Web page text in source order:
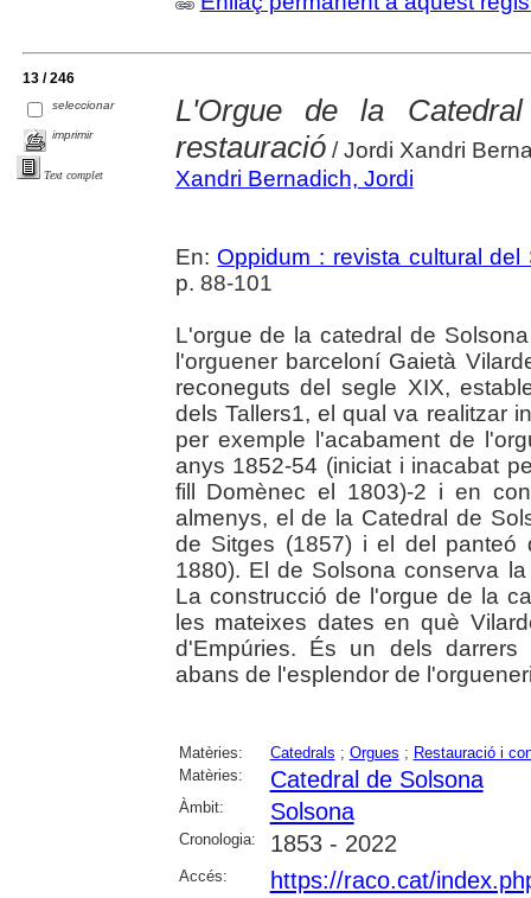
13 / 246
seleccionar
imprimir
Text complet
L'Orgue de la
restauració/ Jordi Xandri
Xandri Bernadich, Jordi
En: Oppidum : revista cultural del
p. 88-101
L'orgue de la catedral de
l'orguener barceloní Gaietà
reconeguts del segle XIX,
dels Tallers1, el qual va realitzar
per exemple l'acabament de
anys 1852-54 (iniciat i inacabat
fill Domènec el 1803)-2 i en
almenys, el de la Catedral de
de Sitges (1857) i el del panteó
1880). El de Solsona conserva
La construcció de l'orgue de la
les mateixes dates en què
d'Empúries. És un dels
abans de l'esplendor de
Matèries: Catedrals ; Orgues ; Restauració i
Matèries:
Catedral de Solsona
Àmbit: Solsona
Cronologia: 1853 - 2022
Accés: https://raco.cat/